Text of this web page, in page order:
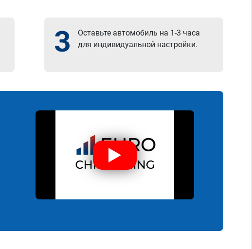
3
Оставьте автомобиль на 1-3 часа
для индивидуальной настройки.